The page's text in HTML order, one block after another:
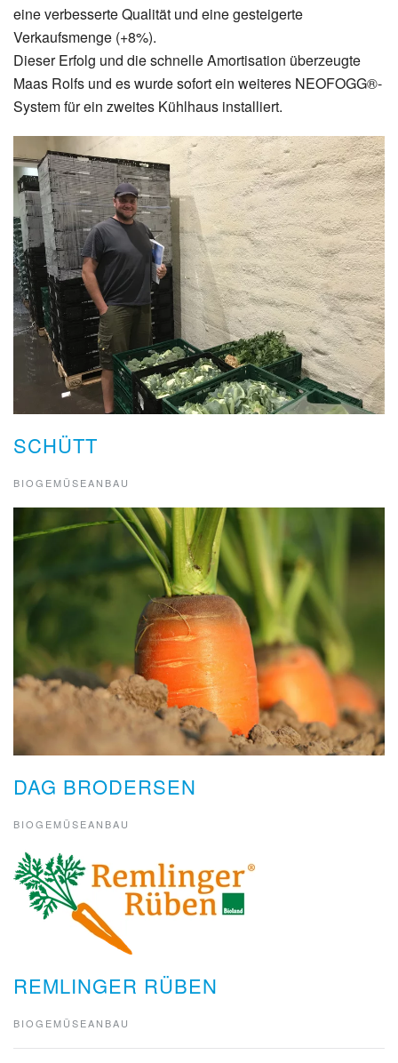
eine verbesserte Qualität und eine gesteigerte
Verkaufsmenge (+8%).
Dieser Erfolg und die schnelle Amortisation überzeugte
Maas Rolfs und es wurde sofort ein weiteres NEOFOGG®-
System für ein zweites Kühlhaus installiert.
SCHÜTT
BIOGEMÜSEANBAU
DAG BRODERSEN
BIOGEMÜSEANBAU
REMLINGER RÜBEN
BIOGEMÜSEANBAU